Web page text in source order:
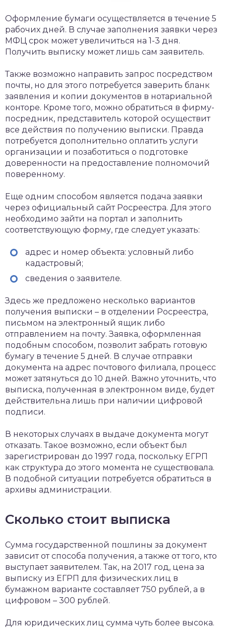
Оформление бумаги осуществляется в течение 5
рабочих дней. В случае заполнения заявки через
МФЦ срок может увеличиться на 1-3 дня.
Получить выписку может лишь сам заявитель.
Также возможно направить запрос посредством
почты, но для этого потребуется заверить бланк
заявления и копии документов в нотариальной
конторе. Кроме того, можно обратиться в фирму-
посредник, представитель которой осуществит
все действия по получению выписки. Правда
потребуется дополнительно оплатить услуги
организации и позаботиться о подготовке
доверенности на предоставление полномочий
поверенному.
Еще одним способом является подача заявки
через официальный сайт Росреестра. Для этого
необходимо зайти на портал и заполнить
соответствующую форму, где следует указать:
адрес и номер объекта: условный либо
кадастровый;
сведения о заявителе.
Здесь же предложено несколько вариантов
получения выписки – в отделении Росреестра,
письмом на электронный ящик либо
отправлением на почту. Заявка, оформленная
подобным способом, позволит забрать готовую
бумагу в течение 5 дней. В случае отправки
документа на адрес почтового филиала, процесс
может затянуться до 10 дней. Важно уточнить, что
выписка, полученная в электронном виде, будет
действительна лишь при наличии цифровой
подписи.
В некоторых случаях в выдаче документа могут
отказать. Такое возможно, если объект был
зарегистрирован до 1997 года, поскольку ЕГРП
как структура до этого момента не существовала.
В подобной ситуации потребуется обратиться в
архивы администрации.
Сколько стоит выписка
Сумма государственной пошлины за документ
зависит от способа получения, а также от того, кто
выступает заявителем. Так, на 2017 год, цена за
выписку из ЕГРП для физических лиц в
бумажном варианте составляет 750 рублей, а в
цифровом – 300 рублей.
Для юридических лиц сумма чуть более высока.